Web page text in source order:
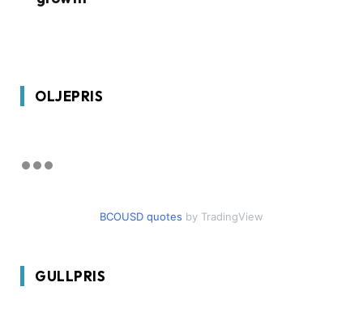
OLJEPRIS
BCOUSD quotes by TradingView
GULLPRIS